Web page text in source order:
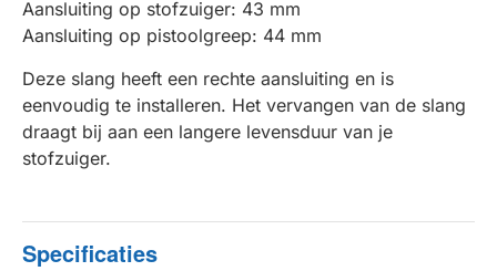
Aansluiting op stofzuiger: 43 mm
Aansluiting op pistoolgreep: 44 mm
Deze slang heeft een rechte aansluiting en is
eenvoudig te installeren. Het vervangen van de slang
draagt bij aan een langere levensduur van je
stofzuiger.
Specificaties